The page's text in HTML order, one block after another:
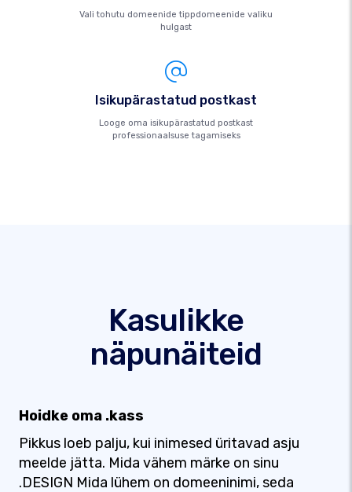
Vali tohutu domeenide tippdomeenide valiku
hulgast
Isikupärastatud postkast
Looge oma isikupärastatud postkast
professionaalsuse tagamiseks
Kasulikke
näpunäiteid
Hoidke oma .kass
Pikkus loeb palju, kui inimesed üritavad asju
meelde jätta. Mida vähem märke on sinu
.DESIGN Mida lühem on domeeninimi, seda